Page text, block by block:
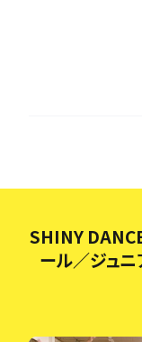
SHINY
ール／ジュニ